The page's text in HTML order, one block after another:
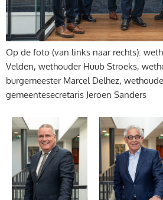
Op de foto (van links naar rechts):
Velden, wethouder Huub Stroeks,
burgemeester Marcel Delhez,
gemeentesecretaris Jeroen Sanders